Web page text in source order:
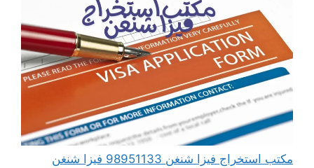
مكتب استخراج فيزا شنغن 98951133 فيزا شنغن